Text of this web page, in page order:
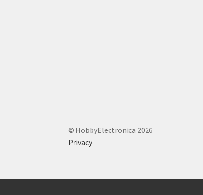
© HobbyElectronica 2026
Privacy